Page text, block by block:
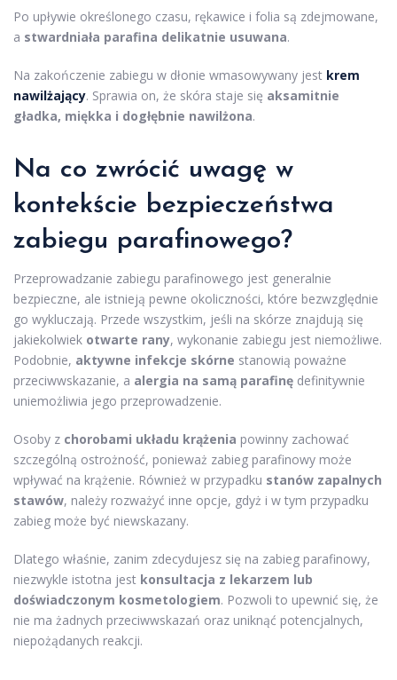
Po upływie określonego czasu, rękawice i folia są zdejmowane,
a stwardniała parafina delikatnie usuwana.
Na zakończenie zabiegu w dłonie wmasowywany jest krem
nawilżający. Sprawia on, że skóra staje się aksamitnie
gładka, miękka i dogłębnie nawilżona.
Na co zwrócić uwagę w
kontekście bezpieczeństwa
zabiegu parafinowego?
Przeprowadzanie zabiegu parafinowego jest generalnie
bezpieczne, ale istnieją pewne okoliczności, które bezwzględnie
go wykluczają. Przede wszystkim, jeśli na skórze znajdują się
jakiekolwiek otwarte rany, wykonanie zabiegu jest niemożliwe.
Podobnie, aktywne infekcje skórne stanowią poważne
przeciwwskazanie, a alergia na samą parafinę definitywnie
uniemożliwia jego przeprowadzenie.
Osoby z chorobami układu krążenia powinny zachować
szczególną ostrożność, ponieważ zabieg parafinowy może
wpływać na krążenie. Również w przypadku stanów zapalnych
stawów, należy rozważyć inne opcje, gdyż i w tym przypadku
zabieg może być niewskazany.
Dlatego właśnie, zanim zdecydujesz się na zabieg parafinowy,
niezwykle istotna jest konsultacja z lekarzem lub
doświadczonym kosmetologiem. Pozwoli to upewnić się, że
nie ma żadnych przeciwwskazań oraz uniknąć potencjalnych,
niepożądanych reakcji.